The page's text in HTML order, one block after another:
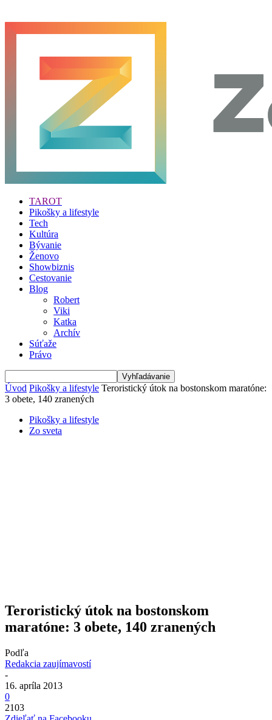
TAROT
Pikošky a lifestyle
Tech
Kultúra
Bývanie
Ženovo
Showbiznis
Cestovanie
Blog
Robert
Viki
Katka
Archív
Súťaže
Právo
Úvod Pikošky a lifestyle Teroristický útok na bostonskom maratóne:
3 obete, 140 zranených
Pikošky a lifestyle
Zo sveta
Teroristický útok na bostonskom
maratóne: 3 obete, 140 zranených
Podľa
Redakcia zaujímavostí
-
16. apríla 2013
0
2103